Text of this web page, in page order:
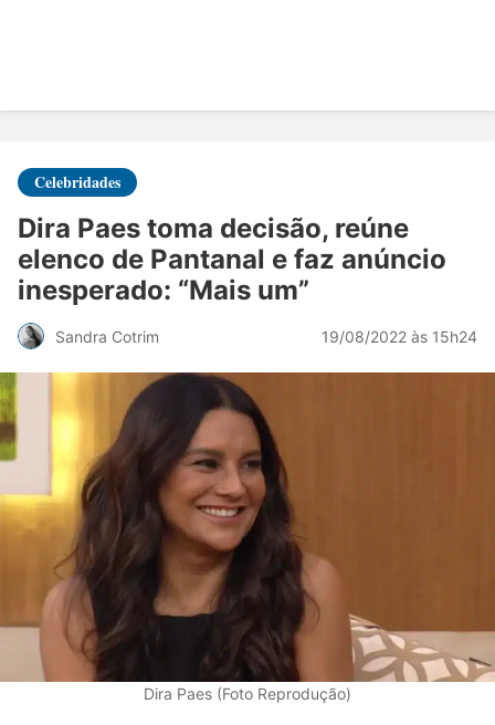
Celebridades
Dira Paes toma decisão, reúne
elenco de Pantanal e faz anúncio
inesperado: “Mais um”
Sandra Cotrim 19/08/2022 às 15h24
Dira Paes (Foto Reprodução)